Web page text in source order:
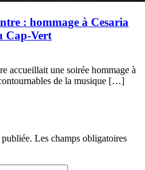
: hommage à Cesaria
Cap-Vert
accueillait une soirée hommage à
de la musique […]
publiée. Les champs obligatoires